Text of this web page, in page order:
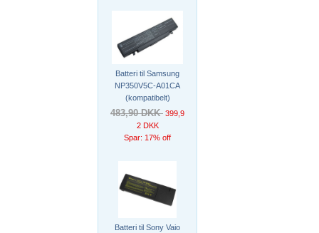
Batteri til Samsung
NP350V5C-A01CA
(kompatibelt)
483,90 DKK 399,9
2 DKK
Spar: 17% off
Batteri til Sony Vaio